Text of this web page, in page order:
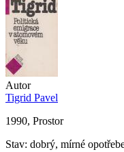
Autor
Tigrid Pavel
1990, Prostor
Stav: dobrý, mírné